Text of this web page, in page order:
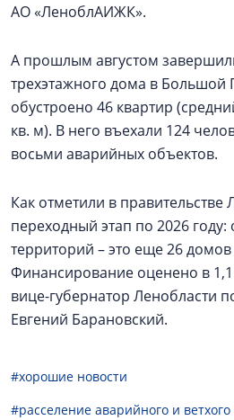
АО «ЛеноблАИЖК».
А прошлым августом
трехэтажного дома в
обустроено 46 квартир
кв. м). В него въехали 124
восьми аварийных объектов.
Как отметили в правительстве
переходный этап по 2026 году:
территорий – это еще 26
Финансирование оценено в
вице-губернатор Ленобласти
Евгений Барановский.
#хорошие новости
#расселение аварийного и